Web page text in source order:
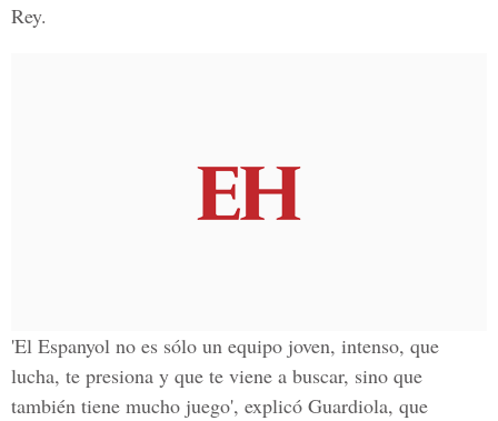
Rey.
'El Espanyol no es sólo un equipo joven, intenso, que
lucha, te presiona y que te viene a buscar, sino que
también tiene mucho juego', explicó Guardiola, que